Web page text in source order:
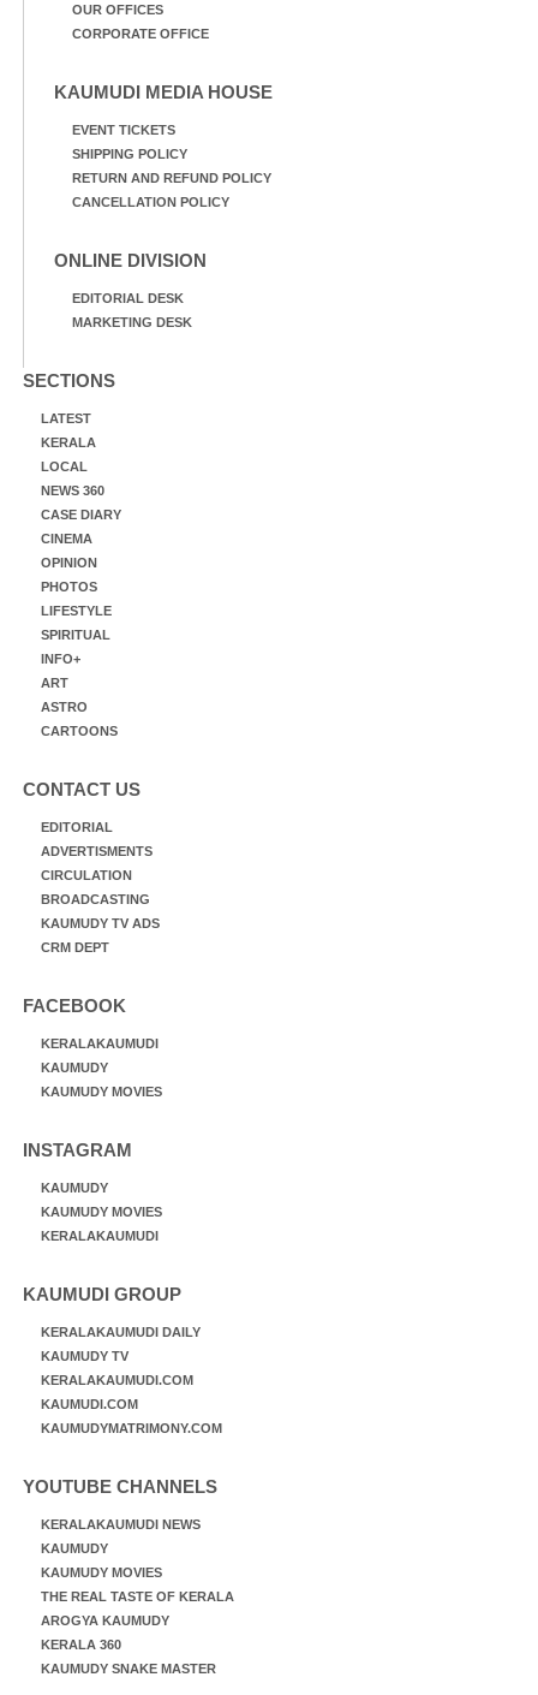
OUR OFFICES
CORPORATE OFFICE
KAUMUDI MEDIA HOUSE
EVENT TICKETS
SHIPPING POLICY
RETURN AND REFUND POLICY
CANCELLATION POLICY
ONLINE DIVISION
EDITORIAL DESK
MARKETING DESK
SECTIONS
LATEST
KERALA
LOCAL
NEWS 360
CASE DIARY
CINEMA
OPINION
PHOTOS
LIFESTYLE
SPIRITUAL
INFO+
ART
ASTRO
CARTOONS
CONTACT US
EDITORIAL
ADVERTISMENTS
CIRCULATION
BROADCASTING
KAUMUDY TV ADS
CRM DEPT
FACEBOOK
KERALAKAUMUDI
KAUMUDY
KAUMUDY MOVIES
INSTAGRAM
KAUMUDY
KAUMUDY MOVIES
KERALAKAUMUDI
KAUMUDI GROUP
KERALAKAUMUDI DAILY
KAUMUDY TV
KERALAKAUMUDI.COM
KAUMUDI.COM
KAUMUDYMATRIMONY.COM
YOUTUBE CHANNELS
KERALAKAUMUDI NEWS
KAUMUDY
KAUMUDY MOVIES
THE REAL TASTE OF KERALA
AROGYA KAUMUDY
KERALA 360
KAUMUDY SNAKE MASTER